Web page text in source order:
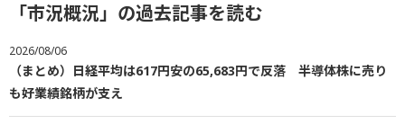
「市況概況」の過去記事を読む
2026/08/06
（まとめ）日経平均は617円安の65,683円で反落 半導体株に売り
も好業績銘柄が支え